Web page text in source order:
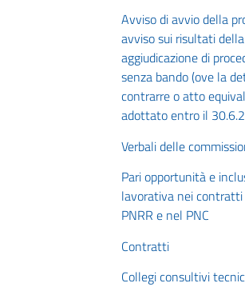
Avviso di avvio della
avviso sui risultati della
aggiudicazione di
senza bando (ove la
contrarre o atto
adottato entro il
Verbali delle
Pari opportunità e
lavorativa nei contratti
PNRR e nel PNC
Contratti
Collegi consultivi